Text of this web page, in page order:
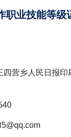
职业技能等级
四营乡人民日报印